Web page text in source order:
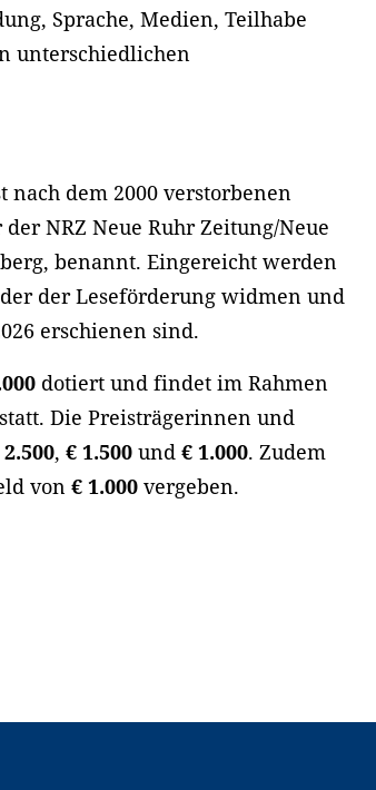
Sprache, Medien, Teilhabe
unterschiedlichen
nach dem 2000 verstorbenen
NRZ Neue Ruhr Zeitung/Neue
benannt. Eingereicht werden
der Leseförderung widmen und
erschienen sind.
dotiert und findet im Rahmen
Die Preisträgerinnen und
2.500,€ 1.500 und€ 1.000. Zudem
von€ 1.000 vergeben.